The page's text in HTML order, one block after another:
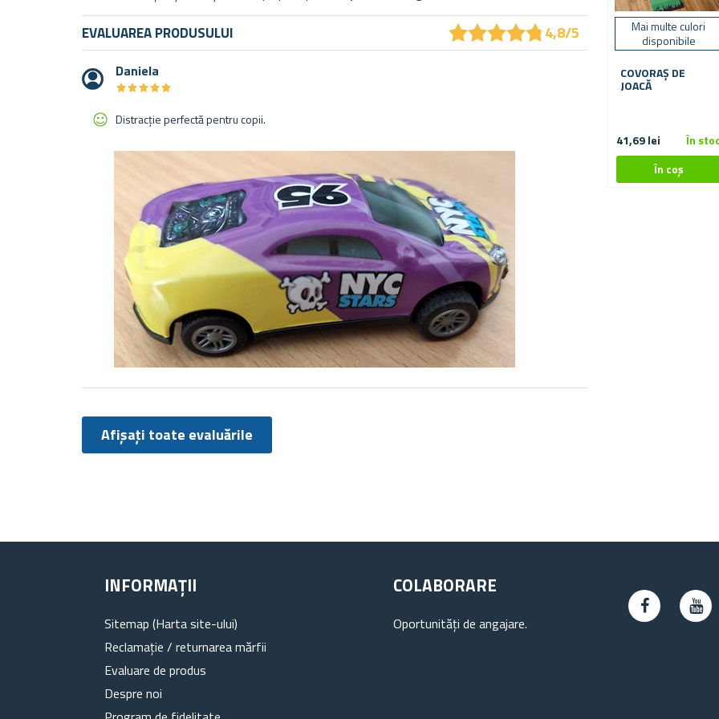
Mai multe culori
disponibile
COVORAȘ DE
JOACĂ
41,69 lei În stoc
EVALUAREA PRODUSULUI ★★★★★
★★★★★ 4,8/5
Daniela
★★★★★
★★★★★
Distracție perfectă pentru copii.
Afișați toate evaluările
INFORMAȚII
Sitemap (Harta site-ului)
Reclamație / returnarea mărfii
Evaluare de produs
Despre noi
COLABORARE
Oportunități de angajare.